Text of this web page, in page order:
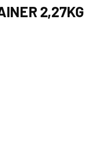
2,27KG